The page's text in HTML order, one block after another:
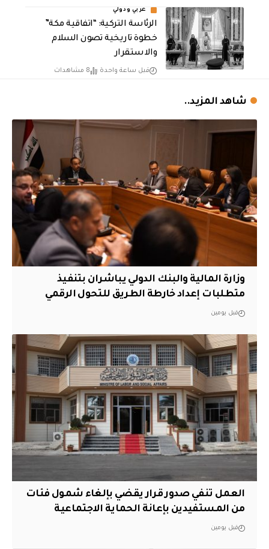
عربي ودولي
الرئاسة التركية: “اتفاقية مكة”
خطوة تاريخية تصون السلام
والاستقرار
قبل ساعة واحدة 8 مشاهدات
شاهد المزيد..
وزارة المالية والبنك الدولي يباشران بتنفيذ
متطلبات إعداد خارطة الطريق للتحول الرقمي
قبل يومين
العمل تنفي صدور قرار يقضي بإلغاء شمول فئات
من المستفيدين بإعانة الحماية الاجتماعية
قبل يومين